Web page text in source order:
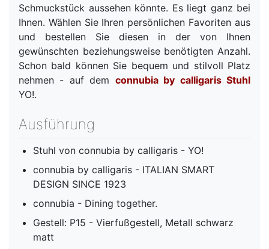
Schmuckstück aussehen könnte. Es liegt ganz bei
Ihnen. Wählen Sie Ihren persönlichen Favoriten aus
und bestellen Sie diesen in der von Ihnen
gewünschten beziehungsweise benötigten Anzahl.
Schon bald können Sie bequem und stilvoll Platz
nehmen - auf dem connubia by calligaris Stuhl
YO!.
Ausführung
Stuhl von connubia by calligaris - YO!
connubia by calligaris - ITALIAN SMART
DESIGN SINCE 1923
connubia - Dining together.
Gestell: P15 - Vierfußgestell, Metall schwarz
matt